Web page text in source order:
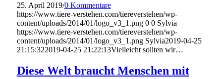
25. April 2019/0 Kommentare
https://www.tiere-verstehen.com/tiereverstehen/wp-
content/uploads/2014/01/logo_v3_1.png 0 0 Sylvia
https://www.tiere-verstehen.com/tiereverstehen/wp-
content/uploads/2014/01/logo_v3_1.png Sylvia2019-04-25
21:15:322019-04-25 21:22:13Vielleicht sollten wir…
Diese Welt braucht Menschen mit